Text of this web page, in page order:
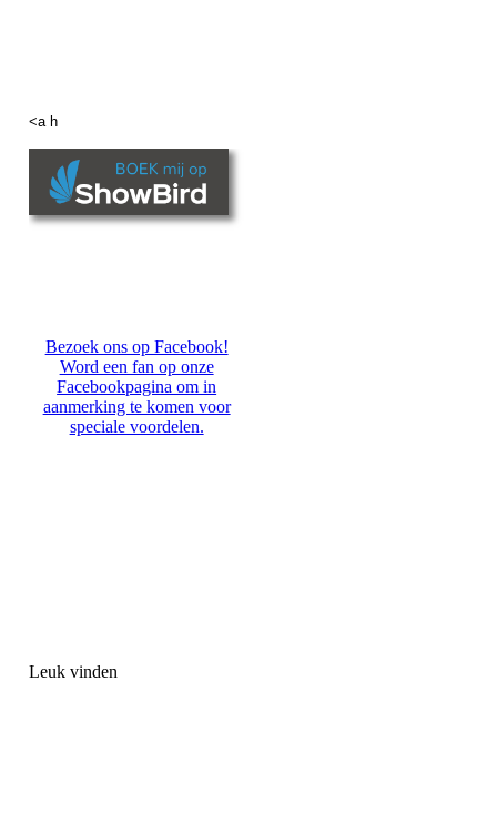
<a h
Bezoek ons op Facebook!
Word een fan op onze
Facebookpagina om in
aanmerking te komen voor
speciale voordelen.
Leuk vinden